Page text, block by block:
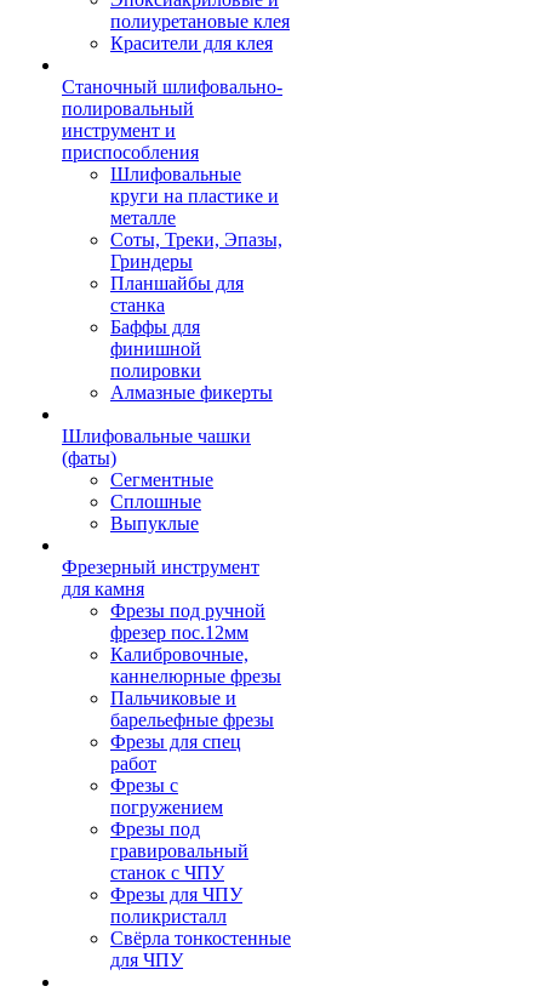
полиуретановые клея
Красители для клея
Станочный шлифовально-
полировальный
инструмент и
приспособления
Шлифовальные
круги на пластике и
металле
Соты, Треки, Эпазы,
Гриндеры
Планшайбы для
станка
Баффы для
финишной
полировки
Алмазные фикерты
Шлифовальные чашки
(фаты)
Сегментные
Сплошные
Выпуклые
Фрезерный инструмент
для камня
Фрезы под ручной
фрезер пос.12мм
Калибровочные,
каннелюрные фрезы
Пальчиковые и
барельефные фрезы
Фрезы для спец
работ
Фрезы с
погружением
Фрезы под
гравировальный
станок с ЧПУ
Фрезы для ЧПУ
поликристалл
Свёрла тонкостенные
для ЧПУ